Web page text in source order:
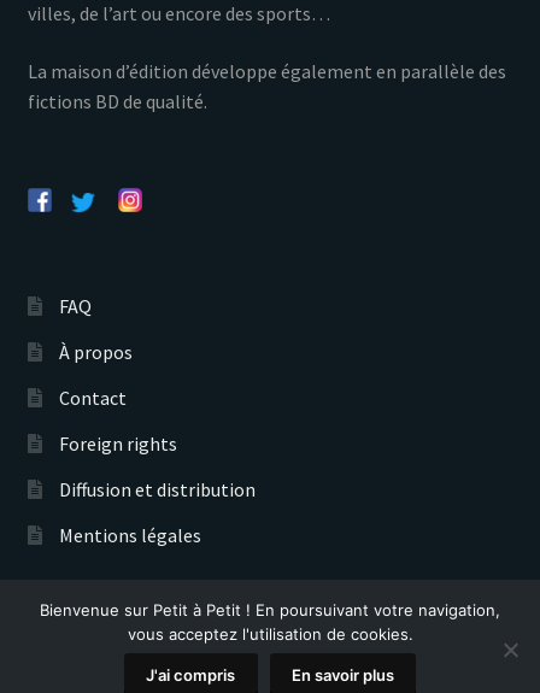
villes, de l’art ou encore des sports…
La maison d’édition développe également en parallèle des
fictions BD de qualité.
FAQ
À propos
Contact
Foreign rights
Diffusion et distribution
Mentions légales
Éditions Petit à Petit © 2026
Bienvenue sur Petit à Petit ! En poursuivant votre navigation,
vous acceptez l'utilisation de cookies.
J'ai compris En savoir plus